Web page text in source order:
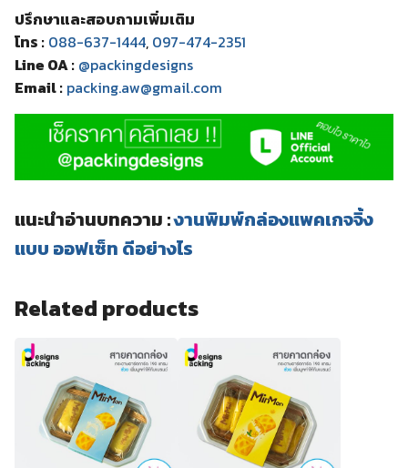
ปรึกษาและสอบถามเพิ่มเติม
โทร : 088-637-1444, 097-474-2351
Line OA : @packingdesigns
Email : packing.aw@gmail.com
แนะนำอ่านบทความ :งานพิมพ์กล่องแพคเกจจิ้ง
แบบ ออฟเซ็ท ดีอย่างไร
Related products